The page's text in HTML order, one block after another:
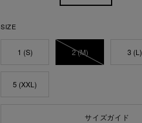
SIZE
1 (S) 2 (M) 3 (L)
5 (XXL)
サイズガイド